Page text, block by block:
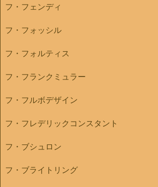
フ・フェンディ
フ・フォッシル
フ・フォルティス
フ・フランクミュラー
フ・フルボデザイン
フ・フレデリックコンスタント
フ・ブシュロン
フ・ブライトリング